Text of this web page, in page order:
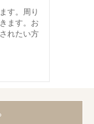
す。周り
ます。お
れたい方